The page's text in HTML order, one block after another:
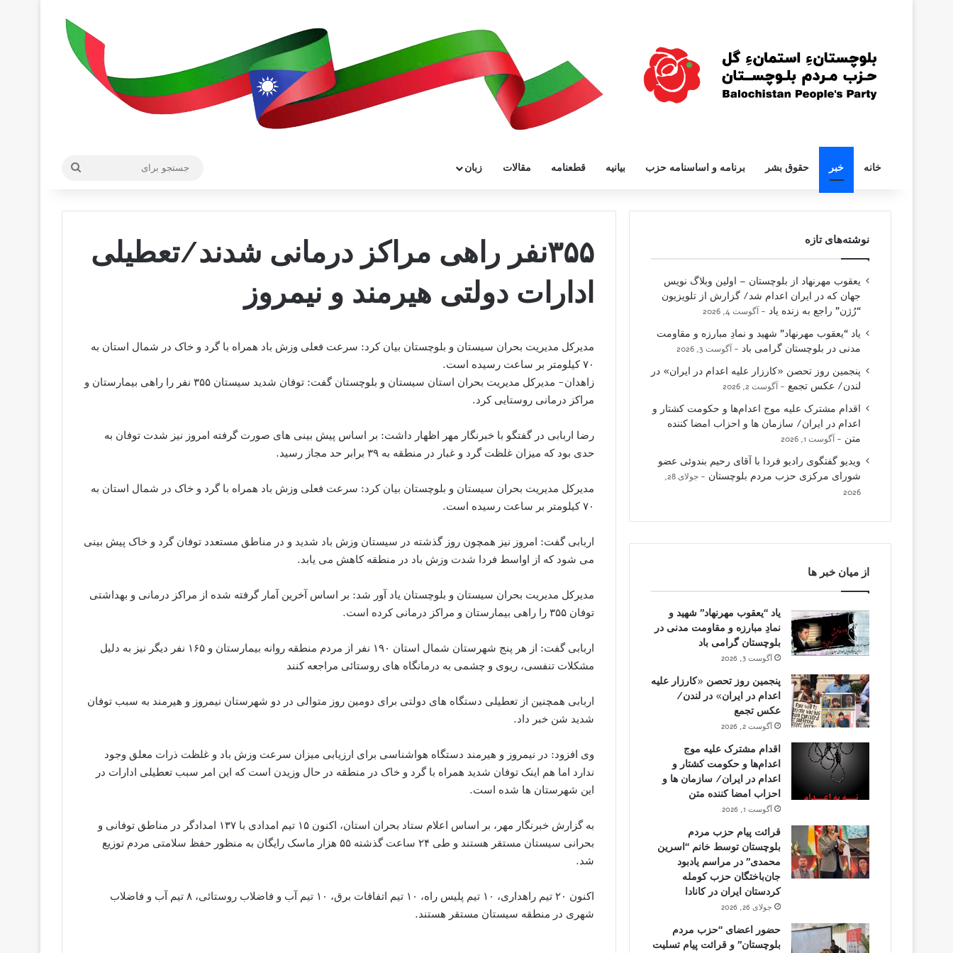
خانه خبر حقوق بشر برنامه و اساسنامه حزب بیانیه قطعنامه مقالات زبان
۳۵۵نفر راهی مراکز درمانی شدند/تعطیلی
ادارات دولتی هیرمند و نیمروز
مدیرکل مدیریت بحران سیستان و بلوچستان بیان کرد: سرعت فعلی وزش باد همراه با گرد و خاک در شمال استان به
۷۰ کیلومتر بر ساعت رسیده است.
زاهدان- مدیرکل مدیریت بحران استان سیستان و بلوچستان گفت: توفان شدید سیستان ۳۵۵ نفر را راهی بیمارستان و
مراکز درمانی روستایی کرد.
رضا اربابی در گفتگو با خبرنگار مهر اظهار داشت: بر اساس پیش بینی های صورت گرفته امروز نیز شدت توفان به
حدی بود که میزان غلظت گرد و غبار در منطقه به ۳۹ برابر حد مجاز رسید.
مدیرکل مدیریت بحران سیستان و بلوچستان بیان کرد: سرعت فعلی وزش باد همراه با گرد و خاک در شمال استان به
۷۰ کیلومتر بر ساعت رسیده است.
اربابی گفت: امروز نیز همچون روز گذشته در سیستان وزش باد شدید و در مناطق مستعدد توفان گرد و خاک پیش بینی
می شود که از اواسط فردا شدت وزش باد در منطقه کاهش می یابد.
مدیرکل مدیریت بحران سیستان و بلوچستان یاد آور شد: بر اساس آخرین آمار گرفته شده از مراکز درمانی و بهداشتی
توفان ۳۵۵ را راهی بیمارستان و مراکز درمانی کرده است.
اربابی گفت: از هر پنج شهرستان شمال استان ۱۹۰ نفر از مردم منطقه روانه بیمارستان و ۱۶۵ نفر دیگر نیز به دلیل
مشکلات تنفسی، ریوی و چشمی به درمانگاه های روستائی مراجعه کنند
اربابی همچنین از تعطیلی دستگاه های دولتی برای دومین روز متوالی در دو شهرستان نیمروز و هیرمند به سبب توفان
شدید شن خبر داد.
وی افزود: در نیمروز و هیرمند دستگاه هواشناسی برای ارزیابی میزان سرعت وزش باد و غلظت ذرات معلق وجود
ندارد اما هم اینک توفان شدید همراه با گرد و خاک در منطقه در حال وزیدن است که این امر سبب تعطیلی ادارات در
این شهرستان ها شده است.
به گزارش خبرنگار مهر، بر اساس اعلام ستاد بحران استان، اکنون ۱۵ تیم امدادی با ۱۳۷ امدادگر در مناطق توفانی و
بحرانی سیستان مستقر هستند و طی ۲۴ ساعت گذشته ۵۵ هزار ماسک رایگان به منظور حفظ سلامتی مردم توزیع
شد.
اکنون ۲۰ تیم راهداری، ۱۰ تیم پلیس راه، ۱۰ تیم اتفافات برق، ۱۰ تیم آب و فاضلاب روستائی، ۸ تیم آب و فاضلاب
شهری در منطقه سیستان مستقر هستند.
نوشته‌های تازه
یعقوب مهرنهاد از بلوچستان – اولین وبلاگ نویس
جهان که در ایران اعدام شد/ گزارش از تلویزیون
“رُژن” راجع به زنده یاد
آگوست 4, 2026
یاد “یعقوب مهرنهاد” شهید و نمادِ مبارزه و مقاومت
مدنی در بلوچستان گرامی باد
آگوست 3, 2026
پنجمین روز تحصن «کارزار علیه اعدام در ایران» در
لندن/ عکس تجمع
آگوست 2, 2026
اقدام مشترک علیه موج اعدام‌ها و حکومت کشتار و
اعدام در ایران/ سازمان ها و احزاب امضا کننده
متن
آگوست 1, 2026
ویدیو گفتگوی رادیو فردا با آقای رحیم بندوئی عضو
شورای مرکزی حزب مردم بلوچستان
جولای 28,
2026
از میان خبر ها
یاد “یعقوب مهرنهاد” شهید و
نمادِ مبارزه و مقاومت مدنی در
بلوچستان گرامی باد
آگوست 3, 2026
پنجمین روز تحصن «کارزار علیه
اعدام در ایران» در لندن/
عکس تجمع
آگوست 2, 2026
اقدام مشترک علیه موج
اعدام‌ها و حکومت کشتار و
اعدام در ایران/ سازمان ها و
احزاب امضا کننده متن
آگوست 1, 2026
قرائت پیام حزب مردم
بلوچستان توسط خانم “اسرین
محمدی” در مراسم یادبود
جان‌باختگان حزب کومله
کردستان ایران در کانادا
جولای 26, 2026
حضور اعضای “حزب مردم
بلوچستان” و قرائت پیام تسلیت